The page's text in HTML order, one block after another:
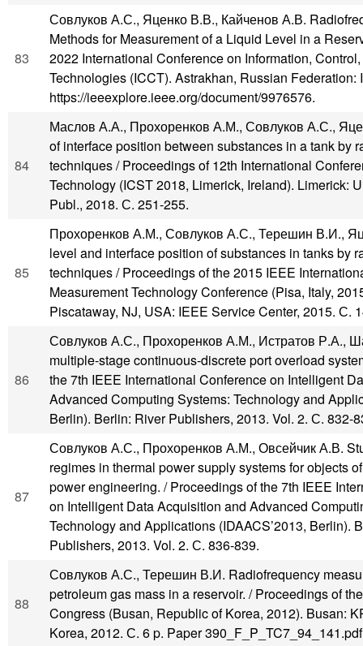
83
Совлуков А.С., Яценко В.В., Кайченов А.В.
Methods for Measurement of a Liquid Level in a
2022 International Conference on Information,
Technologies (ICCT). Astrakhan, Russian Federation:
https://ieeexplore.ieee.org/document/9976576.
84
Маслов А.А., Прохоренков А.М., Совлуков А.С.,
of interface position between substances in a tank by
techniques / Proceedings of 12th International
Technology (ICST 2018, Limerick, Ireland). Limerick:
Publ., 2018. С. 251-255.
85
Прохоренков А.М., Совлуков А.С., Терешин В.И.,
level and interface position of substances in tanks by
techniques / Proceedings of the 2015 IEEE
Measurement Technology Conference (Pisa, Italy,
Piscataway, NJ, USA: IEEE Service Center, 2015. С.
86
Совлуков А.С., Прохоренков А.М., Истратов Р.А.,
multiple-stage continuous-discrete port overload
the 7th IEEE International Conference on Intelligent
Advanced Computing Systems: Technology and
Berlin). Berlin: River Publishers, 2013. Vol. 2. С. 832-
87
Совлуков А.С., Прохоренков А.М., Овсейчик А.В.
regimes in thermal power supply systems for objects
power engineering. / Proceedings of the 7th IEEE
on Intelligent Data Acquisition and Advanced
Technology and Applications (IDAACS’2013, Berlin).
Publishers, 2013. Vol. 2. С. 836-839.
88
Совлуков А.С., Терешин В.И. Radiofrequency
petroleum gas mass in a reservoir. / Proceedings of
Congress (Busan, Republic of Korea, 2012). Busan:
Korea, 2012. С. 6 p. Paper